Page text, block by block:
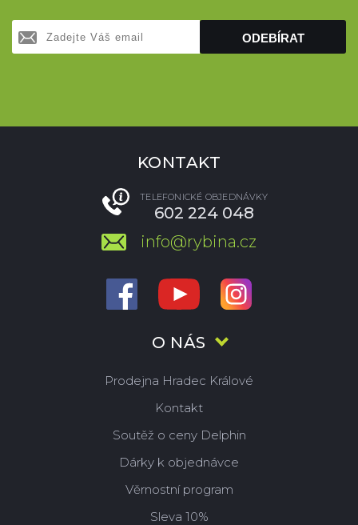
ODEBÍRAT
O NÁS
Prodejna Hradec Králové
Kontakt
Soutěž o ceny Delphin
Dárky k objednávce
Věrnostní program
Sleva 10%
KONTAKT
TELEFONICKÉ OBJEDNÁVKY
602 224 048
info@rybina.cz